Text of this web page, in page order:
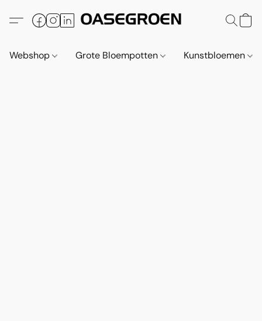
Webshop Grote Bloempotten Kunstbloemen